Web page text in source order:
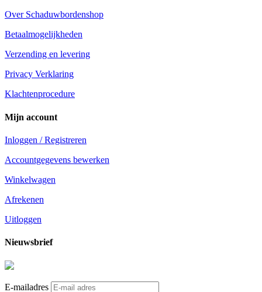
Over Schaduwbordenshop
Betaalmogelijkheden
Verzending en levering
Privacy Verklaring
Klachtenprocedure
Mijn account
Inloggen / Registreren
Accountgegevens bewerken
Winkelwagen
Afrekenen
Uitloggen
Nieuwsbrief
E-mailadres